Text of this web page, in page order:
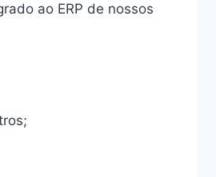
ao ERP de nossos